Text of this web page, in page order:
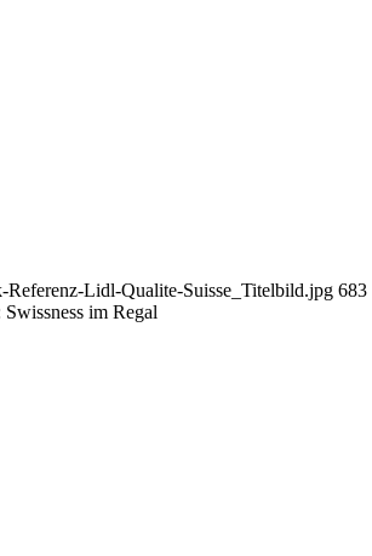
Referenz-Lidl-Qualite-Suisse_Titelbild.jpg 683
im Regal